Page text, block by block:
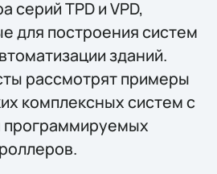
серий TPD и VPD,
для построения систем
зданий.
рассмотрят примеры
комплексных систем с
программируемых